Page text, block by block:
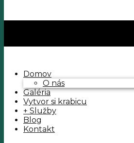
Domov
O nás
Galéria
Vytvor si krabicu
+ Služby
Blog
Kontakt